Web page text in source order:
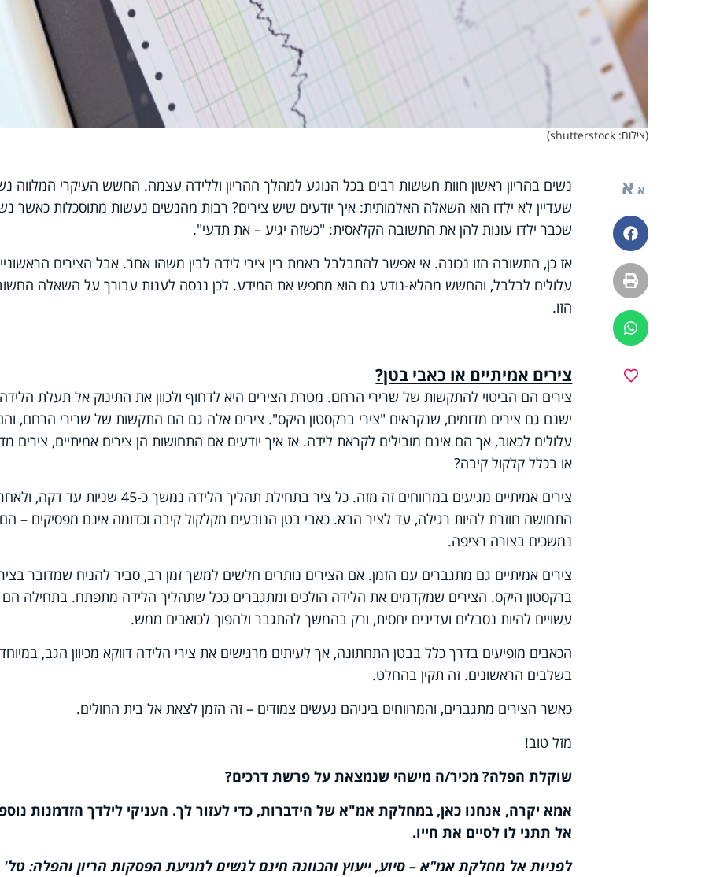
(צילום: shutterstock)
א א
פייסבוק
הדפסה
ווטסאפ
נשים בהריון ראשון חוות חששות רבים בכל הנוגע למהלך ההריון וללידה עצמה. החשש העיקרי המלווה
שעדיין לא ילדו הוא השאלה האלמותית: איך יודעים שיש צירים? רבות מהנשים נעשות מתוסכלות כאשר
שכבר ילדו עונות להן את התשובה הקלאסית: "כשזה יגיע – את תדעי".
אז כן, התשובה הזו נכונה. אי אפשר להתבלבל באמת בין צירי לידה לבין משהו אחר. אבל הצירים
עלולים לבלבל, והחשש מהלא-נודע גם הוא מחפש את המידע. לכן ננסה לענות עבורך על השאלה
הזו.
צירים אמיתיים או כאבי בטן?
צירים הם הביטוי להתקשות של שרירי הרחם. מטרת הצירים היא לדחוף ולכוון את התינוק אל תעלת
ישנם גם צירים מדומים, שנקראים "צירי ברקסטון היקס". צירים אלה גם הם התקשות של שרירי הרחם,
עלולים לכאוב, אך הם אינם מובילים לקראת לידה. אז איך יודעים אם התחושות הן צירים אמיתיים, צירים
או בכלל קלקול קיבה?
צירים אמיתיים מגיעים במרווחים זה מזה. כל ציר בתחילת תהליך הלידה נמשך כ-45 שניות עד דקה,
התחושה חוזרת להיות רגילה, עד לציר הבא. כאבי בטן הנובעים מקלקול קיבה וכדומה אינם מפסיקים – הם
נמשכים בצורה רציפה.
צירים אמיתיים גם מתגברים עם הזמן. אם הצירים נותרים חלשים למשך זמן רב, סביר להניח שמדובר
ברקסטון היקס. הצירים שמקדמים את הלידה הולכים ומתגברים ככל שתהליך הלידה מתפתח. בתחילה הם
עשויים להיות נסבלים ועדינים יחסית, ורק בהמשך להתגבר ולהפוך לכואבים ממש.
הכאבים מופיעים בדרך כלל בבטן התחתונה, אך לעיתים מרגישים את צירי הלידה דווקא מכיוון הגב, במיוחד
בשלבים הראשונים. זה תקין בהחלט.
כאשר הצירים מתגברים, והמרווחים ביניהם נעשים צמודים – זה הזמן לצאת אל בית החולים.
מזל טוב!
שוקלת הפלה? מכיר/ה מישהי שנמצאת על פרשת דרכים?
אמא יקרה, אנחנו כאן, במחלקת אמ"א של הידברות, כדי לעזור לך. העניקי לילדך הזדמנות
אל תתני לו לסיים את חייו.
לפניות אל מחלקת אמ"א – סיוע, ייעוץ והכוונה חינם לנשים למניעת הפסקות הריון והפלה: טל'